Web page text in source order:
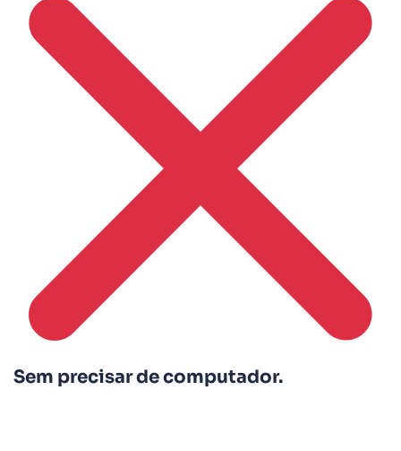
Sem precisar de computador.